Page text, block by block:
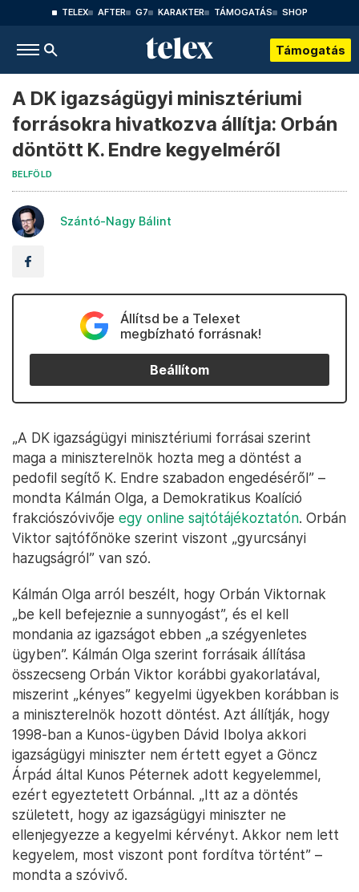
TELEX AFTER G7 KARAKTER TÁMOGATÁS SHOP
Támogatás
A DK igazságügyi minisztériumi
forrásokra hivatkozva állítja: Orbán
döntött K. Endre kegyelméről
BELFÖLD
Szántó-Nagy Bálint
Állítsd be a Telexet
megbízható forrásnak!
Beállítom
„A DK igazságügyi minisztériumi forrásai szerint
maga a miniszterelnök hozta meg a döntést a
pedofil segítő K. Endre szabadon engedéséről” –
mondta Kálmán Olga, a Demokratikus Koalíció
frakciószóvivője egy online sajtótájékoztatón. Orbán
Viktor sajtófőnöke szerint viszont „gyurcsányi
hazugságról” van szó.
Kálmán Olga arról beszélt, hogy Orbán Viktornak
„be kell befejeznie a sunnyogást”, és el kell
mondania az igazságot ebben „a szégyenletes
ügyben”. Kálmán Olga szerint forrásaik állítása
összecseng Orbán Viktor korábbi gyakorlatával,
miszerint „kényes” kegyelmi ügyekben korábban is
a miniszterelnök hozott döntést. Azt állítják, hogy
1998-ban a Kunos-ügyben Dávid Ibolya akkori
igazságügyi miniszter nem értett egyet a Göncz
Árpád által Kunos Péternek adott kegyelemmel,
ezért egyeztetett Orbánnal. „Itt az a döntés
született, hogy az igazságügyi miniszter ne
ellenjegyezze a kegyelmi kérvényt. Akkor nem lett
kegyelem, most viszont pont fordítva történt” –
mondta a szóvivő.